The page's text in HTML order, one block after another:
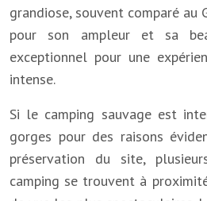
grandiose, souvent comparé au
pour son ampleur et sa
exceptionnel pour une
intense.
Si le camping sauvage est
gorges pour des raisons
préservation du site,
camping se trouvent à